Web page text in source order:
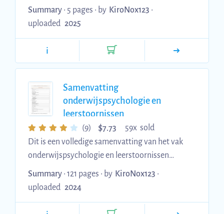
vond dit heel nuttig als korte herhaling
aangezien het best een lange samenvatting
ALLE begrippen maar de belangrijkste. De
begrippenlijst is gemaakt aan de hand van een
begrippen wil kan je best de begrippenlijst
vanachter uit het boek gebruiken.
Summary • 5 pages • by KiroNox123 •
uploaded 2025
i
Samenvatting
onderwijspsychologie en
leerstoornissen
(9) $7.73
59x sold
Dit is een volledige samenvatting van het vak
onderwijspsychologie en leerstoornissen
gegeven door Prof. Dr. Van Heel in academiejaar
'23-'24. De samenvatting bevat de slides +
vriendinnen zijn geslaagd met deze
Summary • 121 pages • by KiroNox123 •
uploaded 2024